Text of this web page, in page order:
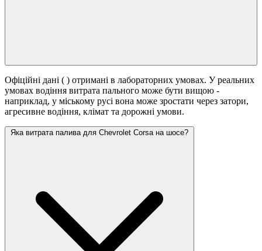
Офіційні дані ( ) отримані в лабораторних умовах. У реальних
умовах водіння витрата пального може бути вищою -
наприклад, у міському русі вона може зростати через затори,
агресивне водіння, клімат та дорожні умови.
Яка витрата палива для Chevrolet Corsa на шосе?